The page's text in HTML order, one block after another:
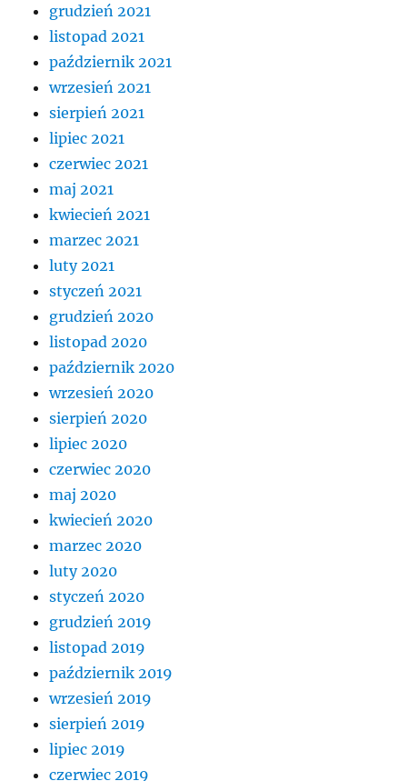
grudzień 2021
listopad 2021
październik 2021
wrzesień 2021
sierpień 2021
lipiec 2021
czerwiec 2021
maj 2021
kwiecień 2021
marzec 2021
luty 2021
styczeń 2021
grudzień 2020
listopad 2020
październik 2020
wrzesień 2020
sierpień 2020
lipiec 2020
czerwiec 2020
maj 2020
kwiecień 2020
marzec 2020
luty 2020
styczeń 2020
grudzień 2019
listopad 2019
październik 2019
wrzesień 2019
sierpień 2019
lipiec 2019
czerwiec 2019